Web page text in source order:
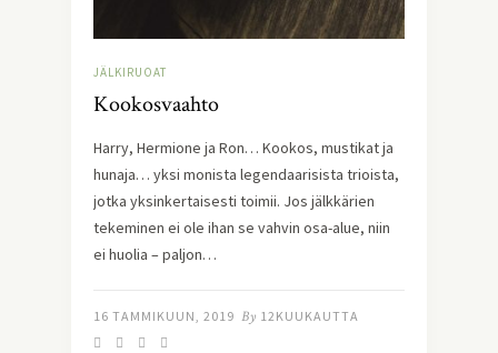
JÄLKIRUOAT
Kookosvaahto
Harry, Hermione ja Ron… Kookos, mustikat ja
hunaja… yksi monista legendaarisista trioista,
jotka yksinkertaisesti toimii. Jos jälkkärien
tekeminen ei ole ihan se vahvin osa-alue, niin
ei huolia – paljon…
16 TAMMIKUUN, 2019 By 12KUUKAUTTA